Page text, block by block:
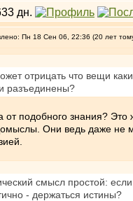
Пн 18 Сен 06, 22:36 (20 лет
отрицать что вещи
разъединены?
от подобного знания?
Они ведь даже не
смысл простой:
- держаться истины?